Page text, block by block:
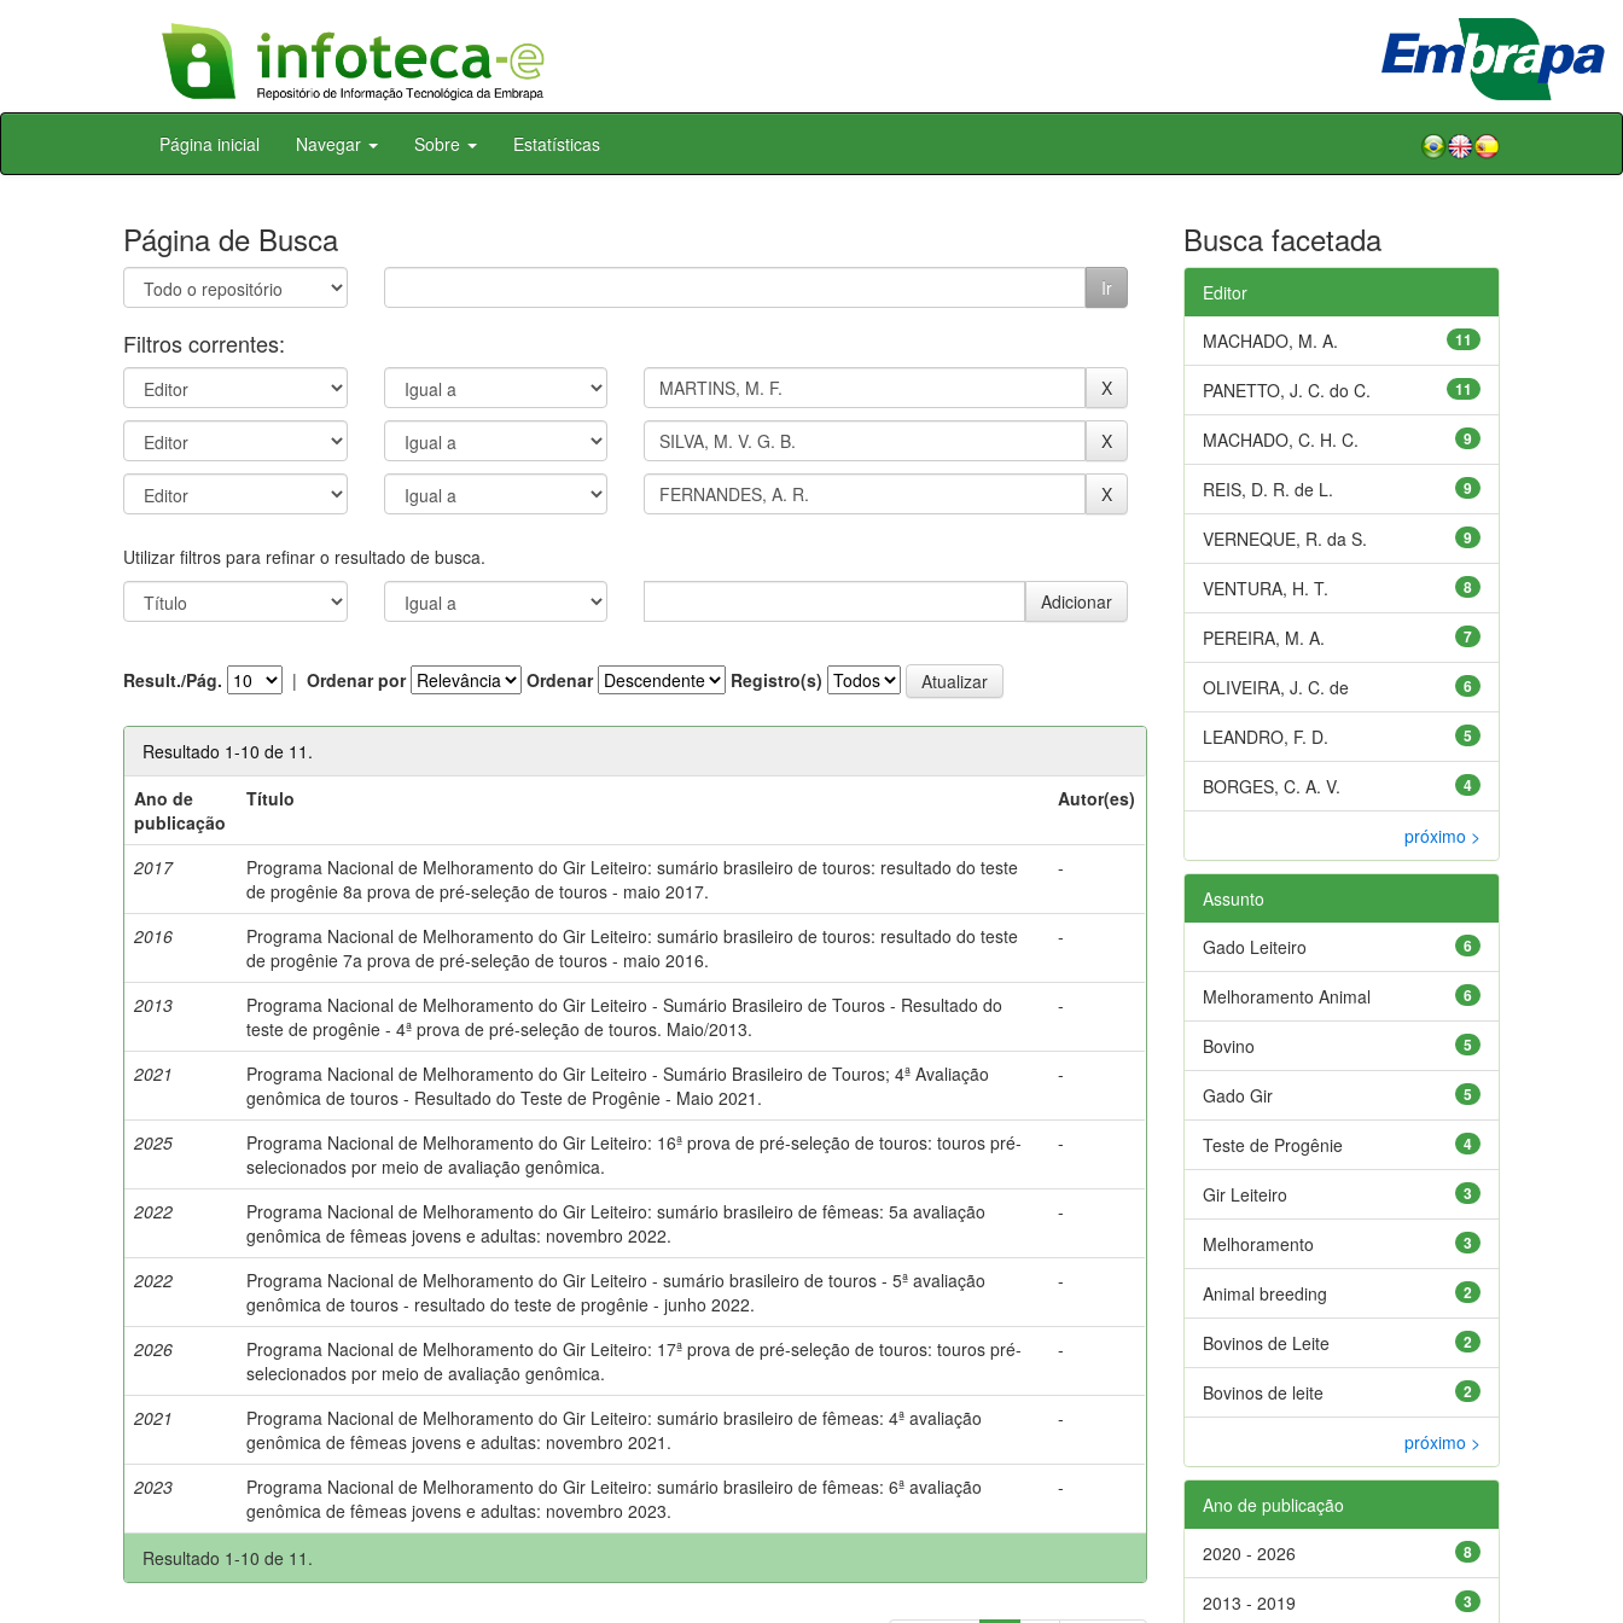
Skip
Página inicial Navegar Sobre Estatísticas
Página de Busca
Filtros correntes:
Utilizar filtros para refinar o resultado de busca.
Result./Pág. | Ordenar por Ordenar Registro(s)
Resultado 1-10 de 11.
Ano de
publicação
Título Autor(es)
2017
Programa Nacional de Melhoramento do Gir Leiteiro: sumário brasileiro de touros: resultado do teste
de progênie 8a prova de pré-seleção de touros - maio 2017.
-
2016
Programa Nacional de Melhoramento do Gir Leiteiro: sumário brasileiro de touros: resultado do teste
de progênie 7a prova de pré-seleção de touros - maio 2016.
-
2013
Programa Nacional de Melhoramento do Gir Leiteiro - Sumário Brasileiro de Touros - Resultado do
teste de progênie - 4ª prova de pré-seleção de touros. Maio/2013.
-
2021
Programa Nacional de Melhoramento do Gir Leiteiro - Sumário Brasileiro de Touros; 4ª Avaliação
genômica de touros - Resultado do Teste de Progênie - Maio 2021.
-
2025
Programa Nacional de Melhoramento do Gir Leiteiro: 16ª prova de pré-seleção de touros: touros pré-
selecionados por meio de avaliação genômica.
-
2022
Programa Nacional de Melhoramento do Gir Leiteiro: sumário brasileiro de fêmeas: 5a avaliação
genômica de fêmeas jovens e adultas: novembro 2022.
-
2022
Programa Nacional de Melhoramento do Gir Leiteiro - sumário brasileiro de touros - 5ª avaliação
genômica de touros - resultado do teste de progênie - junho 2022.
-
2026
Programa Nacional de Melhoramento do Gir Leiteiro: 17ª prova de pré-seleção de touros: touros pré-
selecionados por meio de avaliação genômica.
-
2021
Programa Nacional de Melhoramento do Gir Leiteiro: sumário brasileiro de fêmeas: 4ª avaliação
genômica de fêmeas jovens e adultas: novembro 2021.
-
2023
Programa Nacional de Melhoramento do Gir Leiteiro: sumário brasileiro de fêmeas: 6ª avaliação
genômica de fêmeas jovens e adultas: novembro 2023.
-
Resultado 1-10 de 11.
Busca facetada
Editor
11
MACHADO, M. A.
11
PANETTO, J. C. do C.
9
MACHADO, C. H. C.
9
REIS, D. R. de L.
9
VERNEQUE, R. da S.
8
VENTURA, H. T.
7
PEREIRA, M. A.
6
OLIVEIRA, J. C. de
5
LEANDRO, F. D.
4
BORGES, C. A. V.
próximo >
Assunto
6
Gado Leiteiro
6
Melhoramento Animal
5
Bovino
5
Gado Gir
4
Teste de Progênie
3
Gir Leiteiro
3
Melhoramento
2
Animal breeding
2
Bovinos de Leite
2
Bovinos de leite
próximo >
Ano de publicação
8
2020 - 2026
3
2013 - 2019